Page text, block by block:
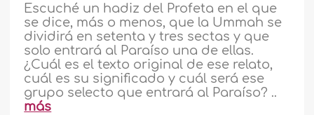
Escuché un hadiz del Profeta en el que
se dice, más o menos, que la Ummah se
dividirá en setenta y tres sectas y que
solo entrará al Paraíso una de ellas.
¿Cuál es el texto original de ese relato,
cuál es su significado y cuál será ese
grupo selecto que entrará al Paraíso? ..
más